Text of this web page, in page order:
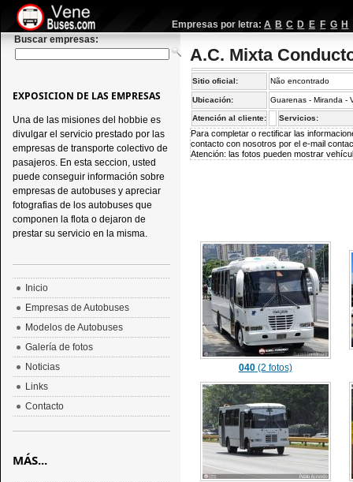
Empresas por letra: A B C D E F G H
Buscar empresas:
A.C. Mixta
Sitio oficial: Não encontrado
Ubicación: Guarenas - Miranda -
Atención al cliente: Servicios:
Para completar o rectificar las
contacto con nosotros por el e-mail
Atención: las fotos pueden mostrar
040(2 fotos)
EXPOSICION DE LAS EMPRESAS
Una de las misiones del hobbie es
divulgar el servicio prestado por las
empresas de transporte colectivo de
pasajeros. En esta seccion, usted
puede conseguir información sobre
empresas de autobuses y apreciar
fotografias de los autobuses que
componen la flota o dejaron de
prestar su servicio en la misma.
Inicio
Empresas de Autobuses
Modelos de Autobuses
Galería de fotos
Noticias
Links
Contacto
MÁS...